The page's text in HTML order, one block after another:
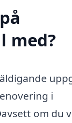
med?
i
om du